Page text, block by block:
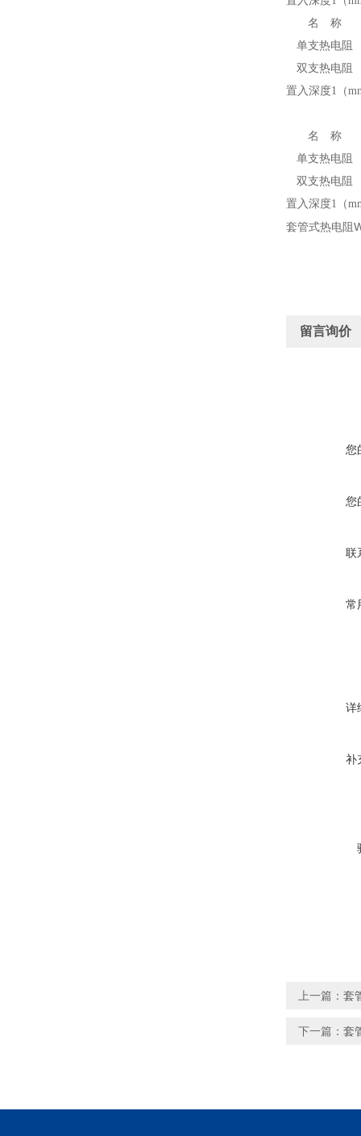
名 称
单支热电阻
双支热电阻
置入深度1（
名 称
单支热电阻
双支热电阻
置入深度1（
套管式热电阻
留言询价
您
您
联
常
详
补
上一篇： 套
下一篇： 套